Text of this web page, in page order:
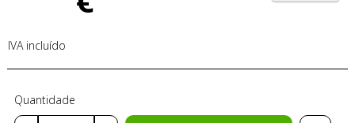
IVA incluído
Quantidade